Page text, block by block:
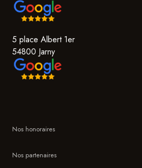
5 place Albert 1er
54800 Jarny
Nos honoraires
Nos partenaires